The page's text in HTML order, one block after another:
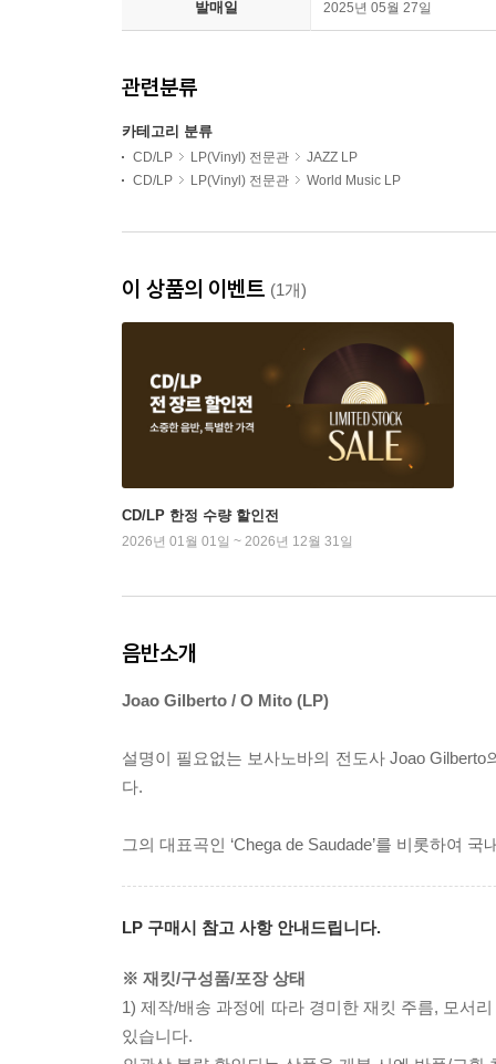
발매일 2025년 05월 27일
관련분류
카테고리 분류
CD/LP LP(Vinyl) 전문관
JAZZ LP
CD/LP
LP(Vinyl) 전문관 World Music LP
이 상품의 이벤트 (1개)
CD/LP 한정 수량 할인전
2026년 01월 01일 ~ 2026년 12월 31일
음반소개
Joao Gilberto / O Mito (LP)
설명이 필요없는 보사노바의 전도사 Joao
다.
그의 대표곡인 ‘Chega de Saudade’를 비롯하여 국
LP 구매시 참고 사항 안내드립니다.
※ 재킷/구성품/포장 상태
1) 제작/배송 과정에 따라 경미한 재킷 주름, 모서
있습니다.